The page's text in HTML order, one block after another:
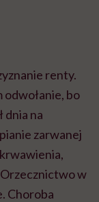
renty.
odwołanie, bo
dnia na
zarwanej
w
Choroba